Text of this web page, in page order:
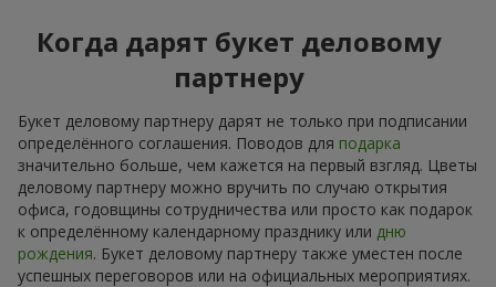
Когда дарят букет деловому
партнеру
Букет деловому партнеру дарят не только при подписании
определённого соглашения. Поводов для подарка
значительно больше, чем кажется на первый взгляд. Цветы
деловому партнеру можно вручить по случаю открытия
офиса, годовщины сотрудничества или просто как подарок
к определённому календарному празднику или дню
рождения. Букет деловому партнеру также уместен после
успешных переговоров или на официальных мероприятиях.